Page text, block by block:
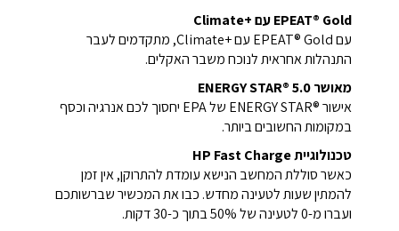
EPEAT® Gold עם Climate+‎
עם EPEAT® Gold עם Climate+‎, מתקדמים לעבר
התנהלות אחראית לנוכח משבר האקלים.
מאושר ENERGY STAR‎®‎ 5.0‎‏
אישור ENERGY STAR®‎ של EPA יחסוך לכם אנרגיה וכסף
במקומות החשובים ביותר.
טכנולוגיית HP Fast Charge
כאשר סוללת המחשב הנישא עומדת להתרוקן, אין זמן
להמתין שעות לטעינה מחדש. כבו את המכשיר שברשותכם
ועברו מ-0 לטעינה של 50% בתוך כ-30 דקות.